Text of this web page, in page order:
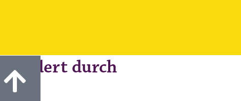
Gefördert durch